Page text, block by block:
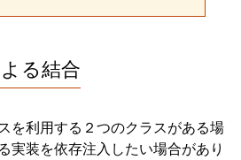
る結合
を利用する２つのクラスがある場
実装を依存注入したい場合があり